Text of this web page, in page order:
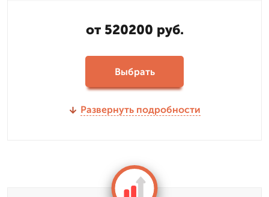
от 520200 руб.
Выбрать
Развернуть подробности